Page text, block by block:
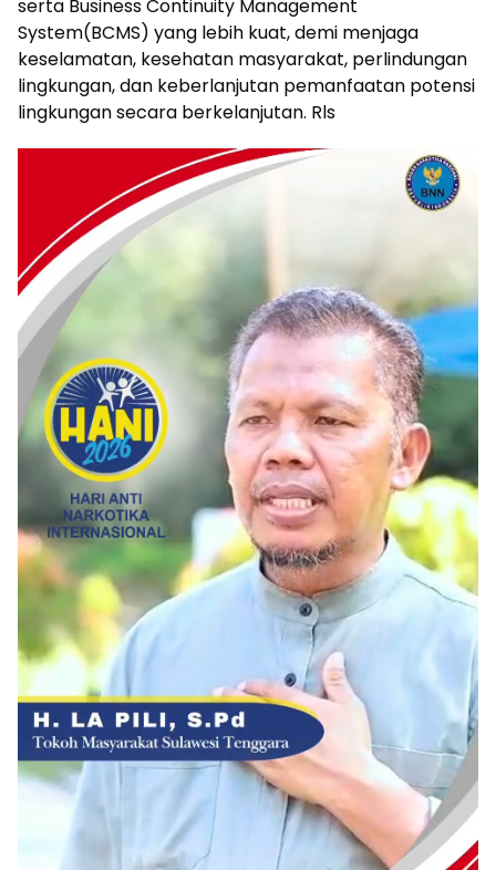
serta Business Continuity Management
System(BCMS) yang lebih kuat, demi menjaga
keselamatan, kesehatan masyarakat, perlindungan
lingkungan, dan keberlanjutan pemanfaatan potensi
lingkungan secara berkelanjutan. Rls